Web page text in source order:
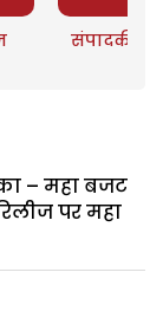
संपादकीय
– महा बजट
पर महा